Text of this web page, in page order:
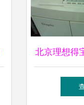
北京理想得
——一体机